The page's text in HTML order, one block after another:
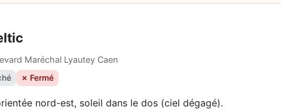
Maréchal Lyautey Caen
✗ Fermé
nord-est, soleil dans le dos (ciel dégagé).